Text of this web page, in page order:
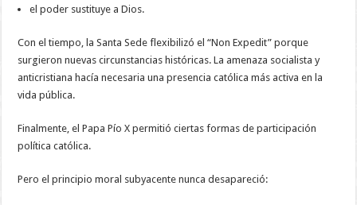
el poder sustituye a Dios.
Con el tiempo, la Santa Sede flexibilizó el “Non Expedit” porque
surgieron nuevas circunstancias históricas. La amenaza socialista y
anticristiana hacía necesaria una presencia católica más activa en la
vida pública.
Finalmente, el Papa Pío X permitió ciertas formas de participación
política católica.
Pero el principio moral subyacente nunca desapareció: